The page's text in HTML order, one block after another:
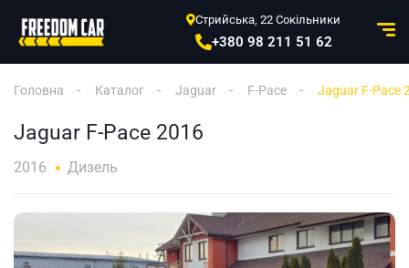
Стрийська, 22 Сокільники
+380 98 211 51 62
Головна Каталог Jaguar F-Pace Jaguar F-Pace
Jaguar F-Pace 2016
2016 Дизель